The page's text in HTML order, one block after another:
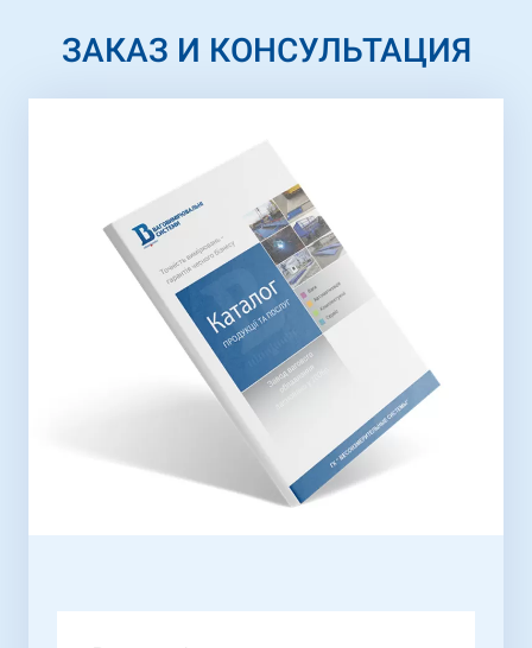
ЗАКАЗ И КОНСУЛЬТАЦИЯ